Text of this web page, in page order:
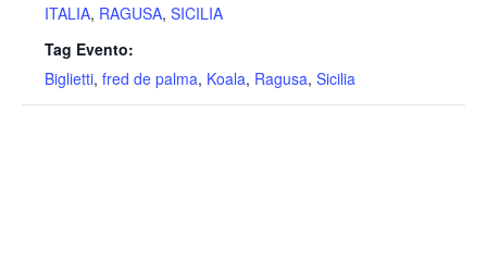
ITALIA, RAGUSA, SICILIA
Tag Evento:
Biglietti, fred de palma, Koala, Ragusa, Sicilia